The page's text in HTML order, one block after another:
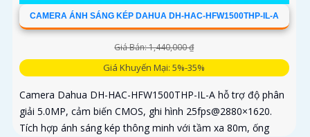
CAMERA ÁNH SÁNG KÉP DAHUA DH-HAC-HFW1500THP-IL-A
Giá Bán: 1,440,000 ₫
Giá Khuyến Mại: 5%-35%
Camera Dahua DH-HAC-HFW1500THP-IL-A hỗ trợ độ phân
giải 5.0MP, cảm biến CMOS, ghi hình 25fps@2880×1620.
Tích hợp ánh sáng kép thông minh với tầm xa 80m, ống